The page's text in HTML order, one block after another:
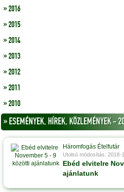
» 2016
» 2015
» 2014
» 2013
» 2012
» 2011
» 2010
» ESEMÉNYEK, HÍREK, KÖZLEMÉNYEK -
Háromfogás Ételfutár
Utolsó módosítás: 2018-
Ebéd elvitelre
ajánlatunk